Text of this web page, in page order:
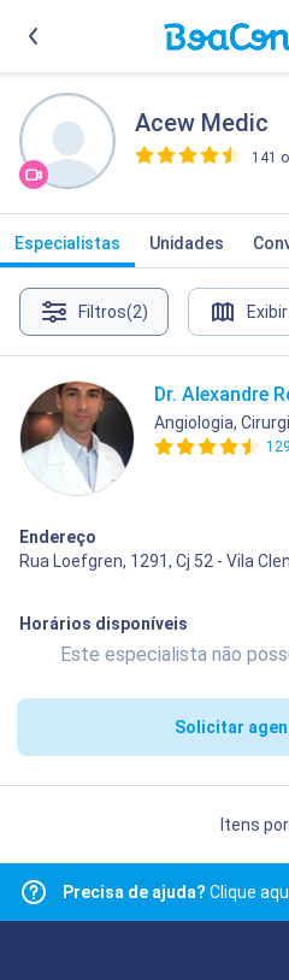
Acew Medic
141
Especialistas Unidades
Filtros(2)
Dr. Alexandre
Angiologia,
Endereço
Rua Loefgren, 1291, Cj 52 - Vila
Horários disponíveis
Este especialista não
Solicitar
Itens
Precisa de ajuda? Clique